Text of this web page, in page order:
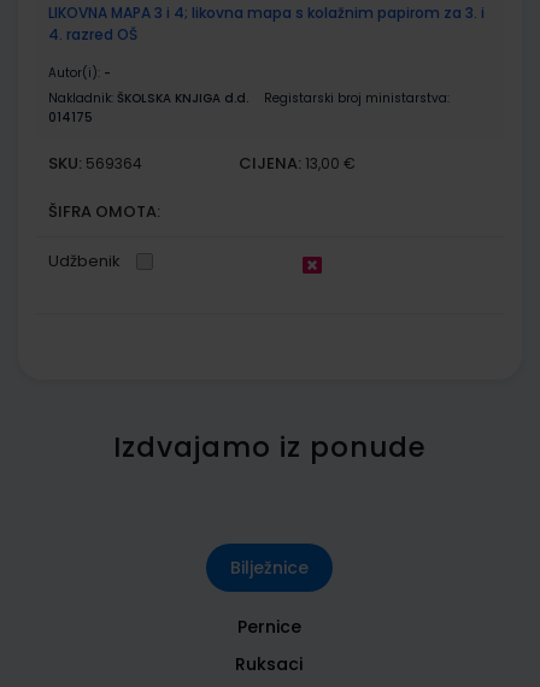
LIKOVNA MAPA 3 i 4; likovna mapa s kolažnim papirom za 3. i
4. razred OŠ
Autor(i): -
Nakladnik: ŠKOLSKA KNJIGA d.d.
Registarski broj ministarstva:
014175
SKU: 569364 CIJENA: 13,00 €
ŠIFRA OMOTA:
Udžbenik
Izdvajamo iz ponude
Bilježnice
Pernice
Ruksaci